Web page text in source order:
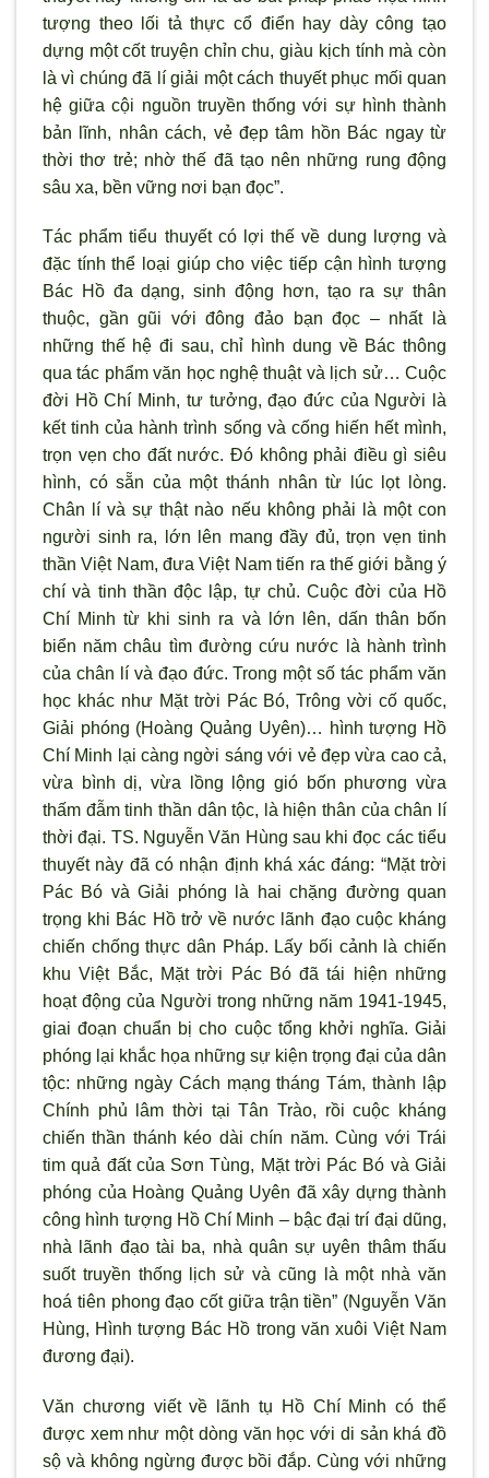
tượng theo lối tả thực cổ điển hay dày công tạo
dựng một cốt truyện chỉn chu, giàu kịch tính mà còn
là vì chúng đã lí giải một cách thuyết phục mối quan
hệ giữa cội nguồn truyền thống với sự hình thành
bản lĩnh, nhân cách, vẻ đẹp tâm hồn Bác ngay từ
thời thơ trẻ; nhờ thế đã tạo nên những rung động
sâu xa, bền vững nơi bạn đọc”.
Tác phẩm tiểu thuyết có lợi thế về dung lượng và
đặc tính thể loại giúp cho việc tiếp cận hình tượng
Bác Hồ đa dạng, sinh động hơn, tạo ra sự thân
thuộc, gần gũi với đông đảo bạn đọc – nhất là
những thế hệ đi sau, chỉ hình dung về Bác thông
qua tác phẩm văn học nghệ thuật và lịch sử… Cuộc
đời Hồ Chí Minh, tư tưởng, đạo đức của Người là
kết tinh của hành trình sống và cống hiến hết mình,
trọn vẹn cho đất nước. Đó không phải điều gì siêu
hình, có sẵn của một thánh nhân từ lúc lọt lòng.
Chân lí và sự thật nào nếu không phải là một con
người sinh ra, lớn lên mang đầy đủ, trọn vẹn tinh
thần Việt Nam, đưa Việt Nam tiến ra thế giới bằng ý
chí và tinh thần độc lập, tự chủ. Cuộc đời của Hồ
Chí Minh từ khi sinh ra và lớn lên, dấn thân bốn
biển năm châu tìm đường cứu nước là hành trình
của chân lí và đạo đức. Trong một số tác phẩm văn
học khác như Mặt trời Pác Bó, Trông vời cố quốc,
Giải phóng (Hoàng Quảng Uyên)… hình tượng Hồ
Chí Minh lại càng ngời sáng với vẻ đẹp vừa cao cả,
vừa bình dị, vừa lồng lộng gió bốn phương vừa
thấm đẫm tinh thần dân tộc, là hiện thân của chân lí
thời đại. TS. Nguyễn Văn Hùng sau khi đọc các tiểu
thuyết này đã có nhận định khá xác đáng: “Mặt trời
Pác Bó và Giải phóng là hai chặng đường quan
trọng khi Bác Hồ trở về nước lãnh đạo cuộc kháng
chiến chống thực dân Pháp. Lấy bối cảnh là chiến
khu Việt Bắc, Mặt trời Pác Bó đã tái hiện những
hoạt động của Người trong những năm 1941-1945,
giai đoạn chuẩn bị cho cuộc tổng khởi nghĩa. Giải
phóng lại khắc họa những sự kiện trọng đại của dân
tộc: những ngày Cách mạng tháng Tám, thành lập
Chính phủ lâm thời tại Tân Trào, rồi cuộc kháng
chiến thần thánh kéo dài chín năm. Cùng với Trái
tim quả đất của Sơn Tùng, Mặt trời Pác Bó và Giải
phóng của Hoàng Quảng Uyên đã xây dựng thành
công hình tượng Hồ Chí Minh – bậc đại trí đại dũng,
nhà lãnh đạo tài ba, nhà quân sự uyên thâm thấu
suốt truyền thống lịch sử và cũng là một nhà văn
hoá tiên phong đạo cốt giữa trận tiền” (Nguyễn Văn
Hùng, Hình tượng Bác Hồ trong văn xuôi Việt Nam
đương đại).
Văn chương viết về lãnh tụ Hồ Chí Minh có thể
được xem như một dòng văn học với di sản khá đồ
sộ và không ngừng được bồi đắp. Cùng với những